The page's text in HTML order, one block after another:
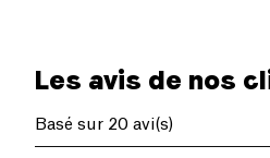
Les avis de nos
Basé sur 20 avi(s)